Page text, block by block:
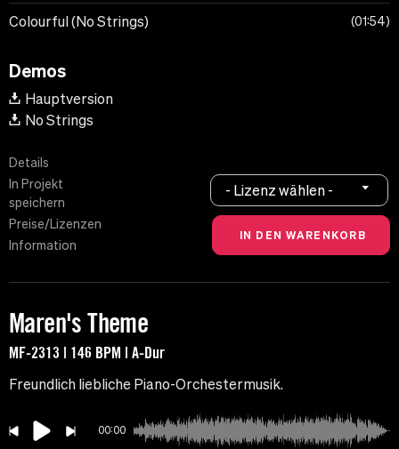
Colourful (No Strings) 01:54
Demos
Hauptversion
No Strings
Details
In Projekt
speichern
Preise/Lizenzen
Information
- Lizenz wählen -
Maren's Theme
MF-2313 | 146 BPM | A-Dur
Freundlich liebliche Piano-Orchestermusik.
00:00